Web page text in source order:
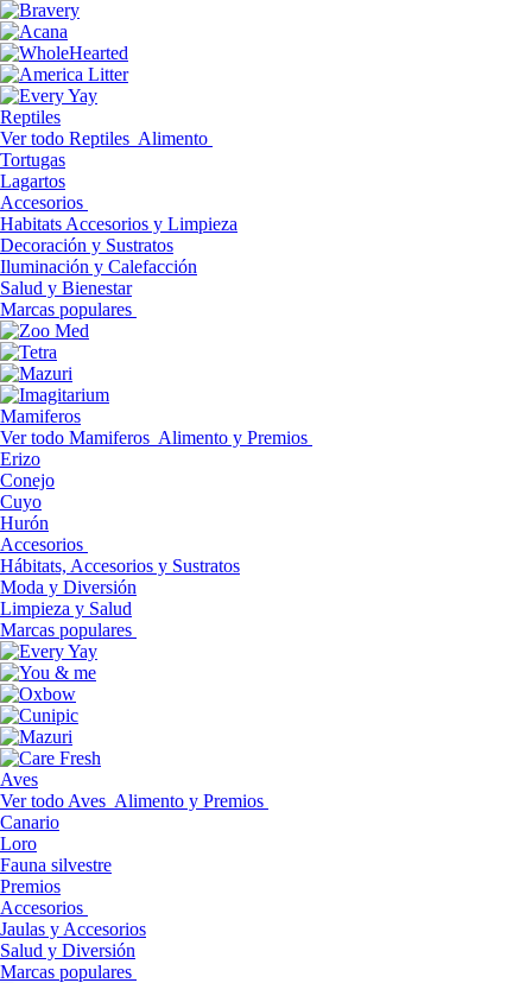
Reptiles
Ver todo Reptiles Alimento
Tortugas
Lagartos
Accesorios
Habitats Accesorios y Limpieza
Decoración y Sustratos
Iluminación y Calefacción
Salud y Bienestar
Marcas populares
Mamiferos
Ver todo Mamiferos Alimento y Premios
Erizo
Conejo
Cuyo
Hurón
Accesorios
Hábitats, Accesorios y Sustratos
Moda y Diversión
Limpieza y Salud
Marcas populares
Aves
Ver todo Aves Alimento y Premios
Canario
Loro
Fauna silvestre
Premios
Accesorios
Jaulas y Accesorios
Salud y Diversión
Marcas populares